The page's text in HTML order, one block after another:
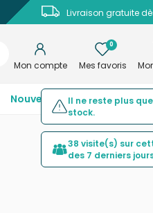
Livraison gratuite
Mon compte
0
Mes favoris
NouveautésTop ventes
Il ne reste plus
stock.
38 visite(s) sur
des 7 derniers